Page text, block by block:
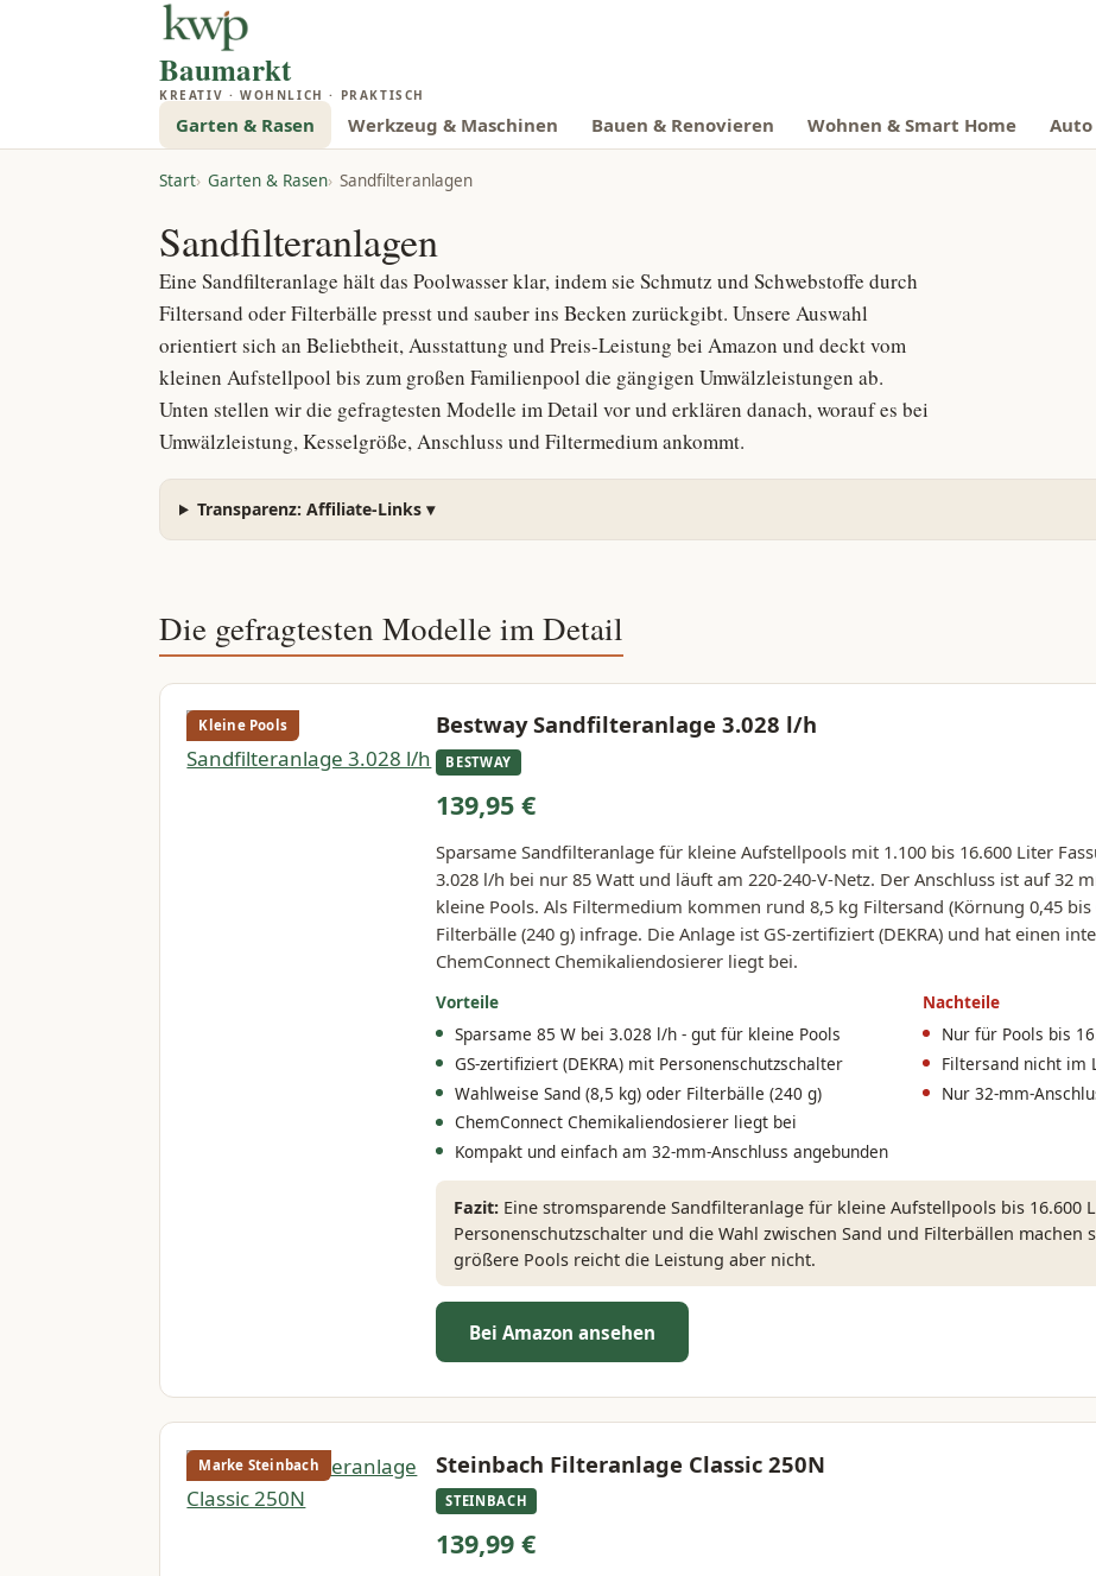
Baumarkt
KREATIV · WOHNLICH · PRAKTISCH
Garten & Rasen Werkzeug & Maschinen Bauen & Renovieren Wohnen & Smart Home Auto
Start Garten & Rasen Sandfilteranlagen
Sandfilteranlagen
Eine Sandfilteranlage hält das Poolwasser klar, indem sie Schmutz und Schwebstoffe durch
Filtersand oder Filterbälle presst und sauber ins Becken zurückgibt. Unsere Auswahl
orientiert sich an Beliebtheit, Ausstattung und Preis-Leistung bei Amazon und deckt vom
kleinen Aufstellpool bis zum großen Familienpool die gängigen Umwälzleistungen ab.
Unten stellen wir die gefragtesten Modelle im Detail vor und erklären danach, worauf es bei
Umwälzleistung, Kesselgröße, Anschluss und Filtermedium ankommt.
Transparenz: Affiliate-Links ▾
Die gefragtesten Modelle im Detail
Kleine Pools Bestway Sandfilteranlage 3.028 l/h
BESTWAY
139,95 €
Sparsame Sandfilteranlage für kleine Aufstellpools mit 1.100 bis 16.600 Liter
3.028 l/h bei nur 85 Watt und läuft am 220-240-V-Netz. Der Anschluss ist auf 32
kleine Pools. Als Filtermedium kommen rund 8,5 kg Filtersand (Körnung 0,45
Filterbälle (240 g) infrage. Die Anlage ist GS-zertifiziert (DEKRA) und hat einen
ChemConnect Chemikaliendosierer liegt bei.
Vorteile
Sparsame 85 W bei 3.028 l/h - gut für kleine Pools
GS-zertifiziert (DEKRA) mit Personenschutzschalter
Wahlweise Sand (8,5 kg) oder Filterbälle (240 g)
ChemConnect Chemikaliendosierer liegt bei
Kompakt und einfach am 32-mm-Anschluss angebunden
Nachteile
Nur für Pools bis
Filtersand nicht im
Nur 32-mm-
Fazit:Eine stromsparende Sandfilteranlage für kleine Aufstellpools bis 16.600
Personenschutzschalter und die Wahl zwischen Sand und Filterbällen
größere Pools reicht die Leistung aber nicht.
Bei Amazon ansehen
Marke Steinbach Steinbach Filteranlage Classic 250N
STEINBACH
139,99 €